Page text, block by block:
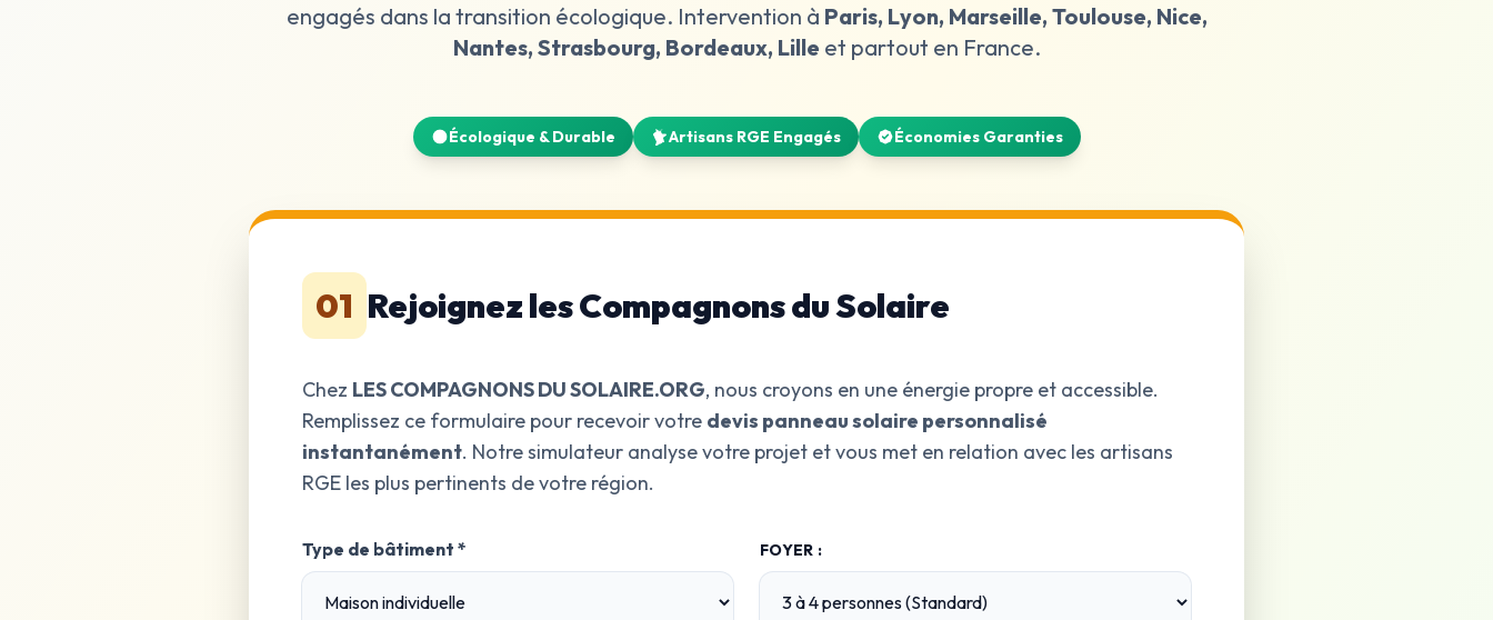
engagés dans la transition écologique. Intervention à Paris, Lyon, Marseille, Toulouse, Nice,
Nantes, Strasbourg, Bordeaux, Lille et partout en France.
Écologique & Durable Artisans RGE Engagés Économies Garanties
01 Rejoignez les Compagnons du Solaire
Chez LES COMPAGNONS DU SOLAIRE.ORG, nous croyons en une énergie propre et accessible.
Remplissez ce formulaire pour recevoir votre devis panneau solaire personnalisé
instantanément. Notre simulateur analyse votre projet et vous met en relation avec les artisans
RGE les plus pertinents de votre région.
Type de bâtiment * FOYER :